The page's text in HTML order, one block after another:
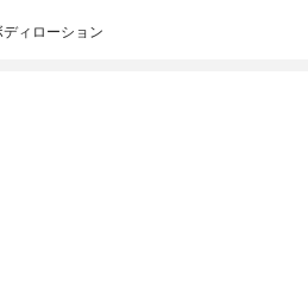
ィローション